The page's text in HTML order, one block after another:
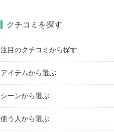
クチコミを探す
注目のクチコミから探す
アイテムから選ぶ
シーンから選ぶ
使う人から選ぶ